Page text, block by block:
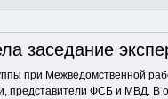
заседание
при Межведомственной
представители ФСБ и МВД.